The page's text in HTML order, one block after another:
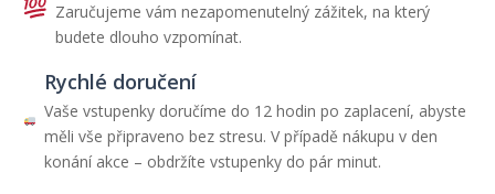
Zaručujeme vám nezapomenutelný zážitek, na který
budete dlouho vzpomínat.
Rychlé doručení
Vaše vstupenky doručíme do 12 hodin po zaplacení, abyste
měli vše připraveno bez stresu. V případě nákupu v den
konání akce – obdržíte vstupenky do pár minut.